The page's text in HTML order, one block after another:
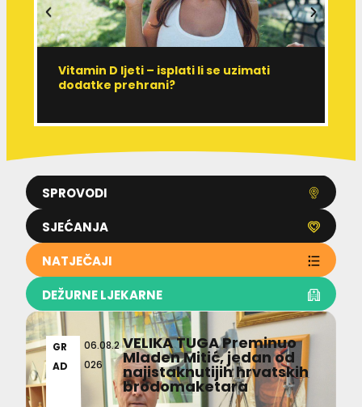
SPROVODI
SJEĆANJA
NATJEČAJI
DEŽURNE LJEKARNE
Vitamin D ljeti – isplati li se uzimati
dodatke prehrani?
GR
AD
06.08.2
026
VELIKA TUGA Preminuo
Mladen Mitić, jedan od
najistaknutijih hrvatskih
brodomaketara